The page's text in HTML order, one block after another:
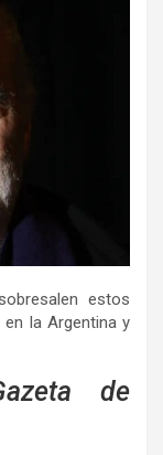
sobresalen estos
la Argentina y
de